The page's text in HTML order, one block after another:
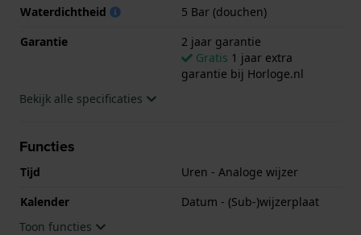
Waterdichtheid
5 Bar (douchen)
Garantie
2 jaar garantie
Gratis 1 jaar extra
garantie bij Horloge.nl
Bekijk alle specificaties
Functies
Tijd
Uren - Analoge wijzer
Kalender
Datum - (Sub-)wijzerplaat
Toon functies